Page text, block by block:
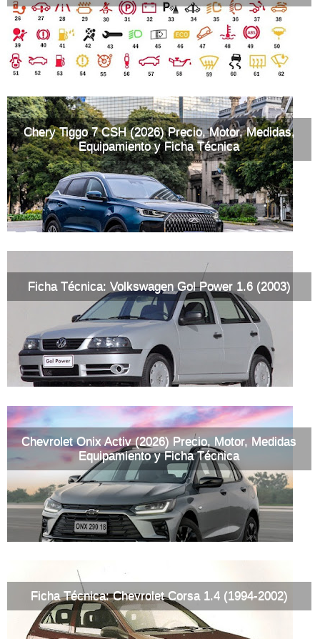
Chery Tiggo 7 CSH (2026) Precio, Motor, Medidas,
Equipamiento y Ficha Técnica
Ficha Técnica: Volkswagen Gol Power 1.6 (2003)
Chevrolet Onix Activ (2026) Precio, Motor, Medidas
Equipamiento y Ficha Técnica
Ficha Técnica: Chevrolet Corsa 1.4 (1994-2002)